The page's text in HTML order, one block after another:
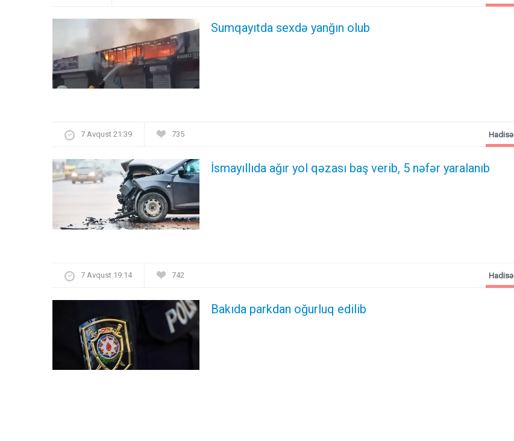
Sumqayıtda sexdə yanğın olub
7 Avqust 21:39 735
İsmayıllıda ağır yol qəzası baş verib, 5 nəfər yaralanıb
Hadisə
7 Avqust 19:14 742
Bakıda parkdan oğurluq edilib
Hadisə